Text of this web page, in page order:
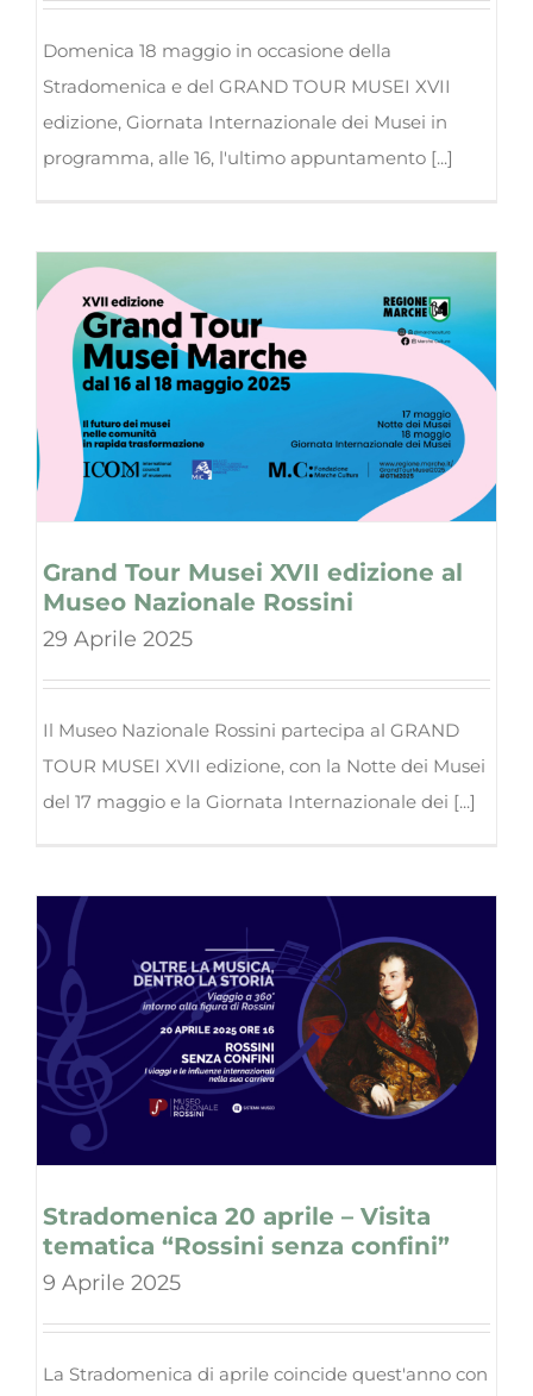
Domenica 18 maggio in occasione della
Stradomenica e del GRAND TOUR MUSEI XVII
edizione, Giornata Internazionale dei Musei in
programma, alle 16, l'ultimo appuntamento [...]
Grand Tour Musei XVII edizione al
Museo Nazionale Rossini
29 Aprile 2025
Il Museo Nazionale Rossini partecipa al GRAND
TOUR MUSEI XVII edizione, con la Notte dei Musei
del 17 maggio e la Giornata Internazionale dei [...]
Stradomenica 20 aprile – Visita
tematica “Rossini senza confini”
9 Aprile 2025
La Stradomenica di aprile coincide quest'anno con